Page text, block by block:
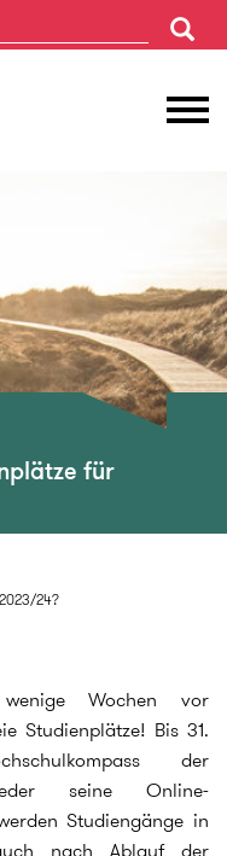
für
24?
Wochen vor
Studienplätze! Bis 31.
der
seine Online-
Studiengänge in